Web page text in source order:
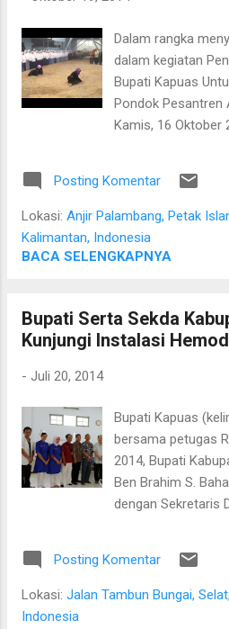
Dalam rangka
dalam kegiatan
Bupati Kapuas
Pondok Pesantren
Kamis, 16 Oktober
dikirim untuk
Provinsi
Raya.
Posting Komentar
Lokasi: Anjir Palambang, Petak
Kalimantan, Indonesia
BACA SELENGKAPNYA
Bupati Serta Sekda
Kunjungi Instalasi
- Juli 20, 2014
Bupati Kapuas
bersama petugas
2014, Bupati
Ben Brahim S.
dengan Sekretaris
Sosroatmodjo.
beliau
Posting Komentar
Lokasi: Jalan Tambun Bungai,
Indonesia